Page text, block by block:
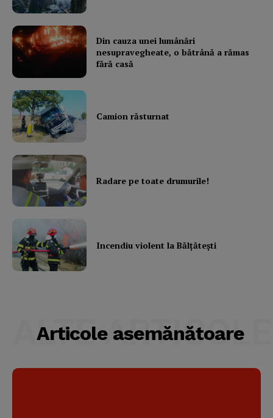
Din cauza unei lumânări
nesupravegheate, o bătrână a rămas
fără casă
Camion răsturnat
Radare pe toate drumurile!
Incendiu violent la Bălţăteşti
Articole asemănătoare
ALTE ARTICOLE